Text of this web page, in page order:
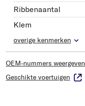
Ribbenaantal
Klem
overige kenmerken
OEM-nummers weergeven
Geschikte voertuigen